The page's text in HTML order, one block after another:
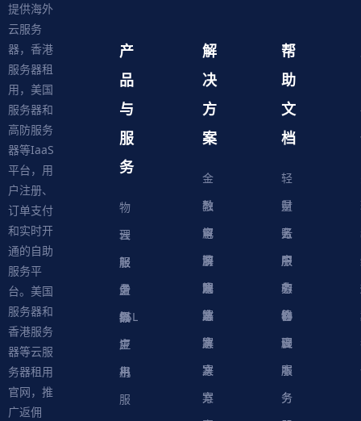
提供海外
云服务
器，香港
服务器租
用，美国
服务器和
高防服务
器等IaaS
平台，用
户注册、
订单支付
和实时开
通的自助
服务平
台。美国
服务器和
香港服务
器等云服
务器租用
官网，推
广返佣
产
品
与
服
务
物
理
服
务
器
云
服
务
器
轻
量
级
应
用
服
虚
拟
主
机
SSL
证
书
解
决
方
案
金
融
解
决
方
案
教
育
解
决
方
案
电
商
解
决
方
案
游
戏
解
决
方
案
网
站
解
决
方
帮
助
文
档
轻
量
云
服
务
器
财
务
中
心
账
户
中
心
服
务
协
议
软
件
脚
本
物
理
服
务
云
服
务